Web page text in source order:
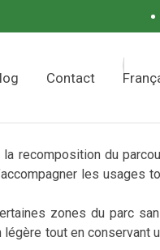
Contact
recomposition du
les usages
zones du parc
tout en conservant